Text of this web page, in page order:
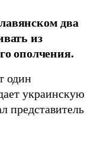
два
из
ополчения.
один
украинскую
представитель